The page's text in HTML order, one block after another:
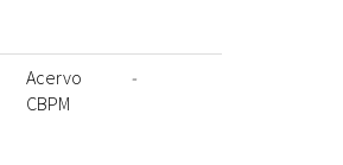
Acervo
CBPM
-